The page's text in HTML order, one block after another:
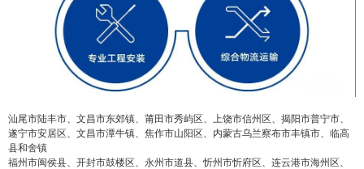
汕尾市陆丰市、文昌市东郊镇、莆田市秀屿区、上饶市信州区、揭阳市普宁市、
遂宁市安居区、文昌市潭牛镇、焦作市山阳区、内蒙古乌兰察布市丰镇市、临高
县和舍镇
福州市闽侯县、开封市鼓楼区、永州市道县、忻州市忻府区、连云港市海州区、